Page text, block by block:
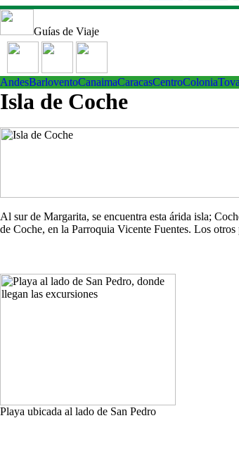
Guías de Viaje
AndesBarloventoCanaimaCaracasCentro
Isla de Coche
Al sur de Margarita, se encuentra esta árida isla;
de Coche, en la Parroquia Vicente Fuentes. Los
Playa ubicada al lado de San Pedro